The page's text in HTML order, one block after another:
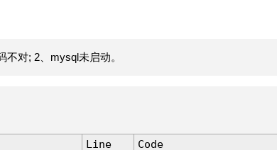
对; 2、mysql未启动。
Line
Code